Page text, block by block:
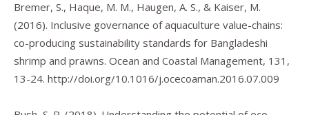
Bremer, S., Haque, M. M., Haugen, A. S., & Kaiser, M.
(2016). Inclusive governance of aquaculture value-chains:
co-producing sustainability standards for Bangladeshi
shrimp and prawns. Ocean and Coastal Management, 131 ,
13-24. http://doi.org/10.1016/j.ocecoaman.2016.07.009